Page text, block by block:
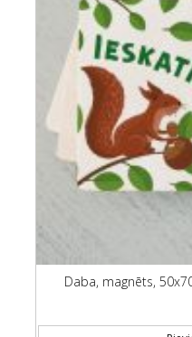
Daba, magnēts,